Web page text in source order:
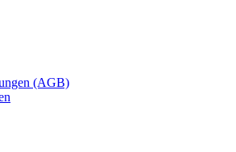
(AGB)